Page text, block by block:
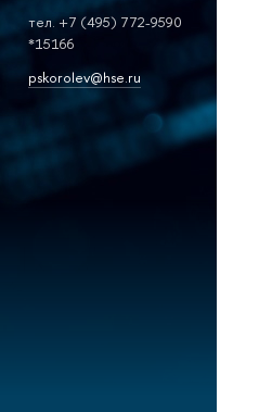
тел. +7 (495) 772-9590
*15166
pskorolev@hse.ru